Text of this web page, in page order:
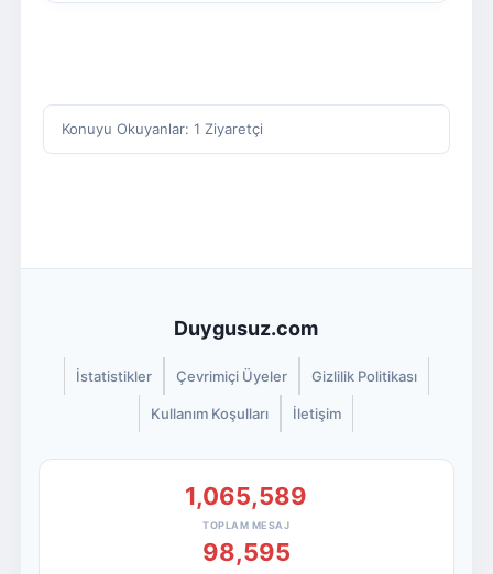
Konuyu Okuyanlar: 1 Ziyaretçi
Duygusuz.com
İstatistikler Çevrimiçi Üyeler Gizlilik Politikası
Kullanım Koşulları İletişim
1,065,589
TOPLAM MESAJ
98,595